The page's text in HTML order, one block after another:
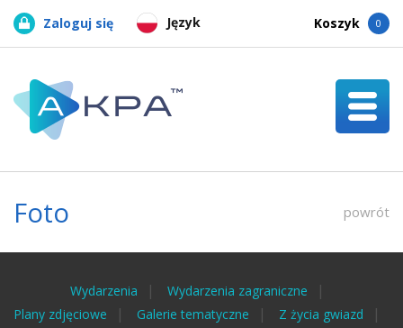
Język
Zaloguj się Koszyk 0
Foto powrót
Wydarzenia
Wydarzenia zagraniczne
Plany zdjęciowe
Galerie tematyczne
Z życia gwiazd